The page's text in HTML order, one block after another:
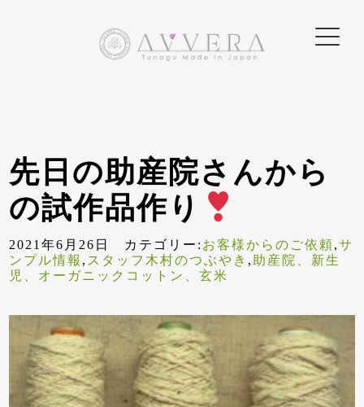
先日の助産院さんから
の試作品作り
2021年6月26日 カテゴリー: お客様からのご依頼,サ
ンプル情報 , スタッフ木村のつぶやき , 助産院、新生
児、オーガニックコットン、玄米